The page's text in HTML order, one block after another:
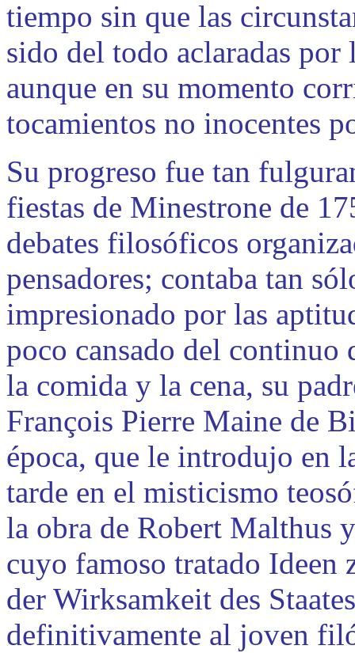
tiempo sin que las
sido del todo aclaradas
aunque en su momento
tocamientos no inocentes
Su progreso fue tan
fiestas de Minestrone de
debates filosóficos
pensadores; contaba tan
impresionado por las
poco cansado del continuo
la comida y la cena, su
François Pierre Maine de
época, que le introdujo en
tarde en el misticismo
la obra de Robert Malthus
cuyo famoso tratado Ideen
der Wirksamkeit des
definitivamente al joven